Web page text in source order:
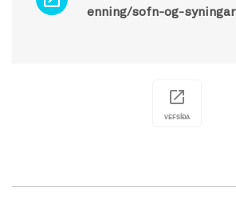
enning/sofn-og-syningar
VEFSÍÐA